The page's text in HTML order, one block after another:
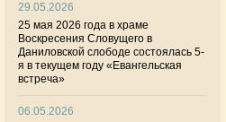
29.05.2026
25 мая 2026 года в храме
Воскресения Словущего в
Даниловской слободе состоялась 5-
я в текущем году «Евангельская
встреча»
06.05.2026